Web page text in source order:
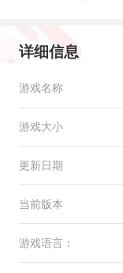
详细信息
游戏名称
游戏大小
更新日期
当前版本
游戏语言：